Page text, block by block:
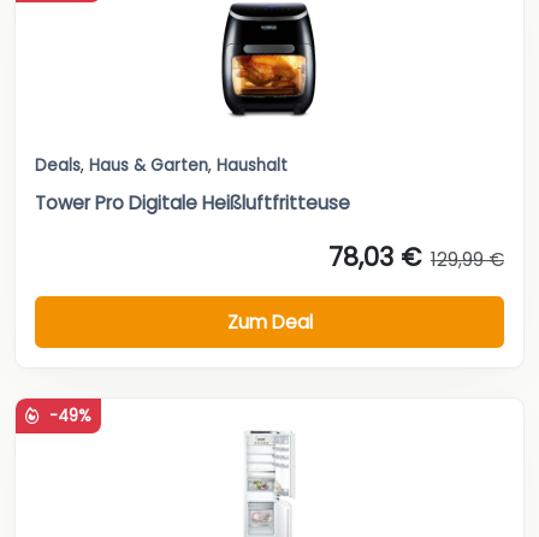
Deals, Haus & Garten, Haushalt
Tower Pro Digitale Heißluftfritteuse
78,03 € 129,99 €
Zum Deal
-49%